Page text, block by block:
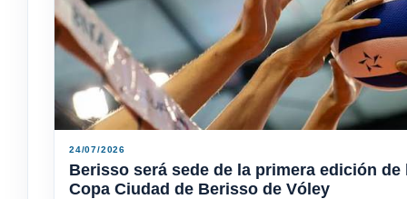
24/07/2026
Berisso será sede de la primera edición de
Copa Ciudad de Berisso de Vóley